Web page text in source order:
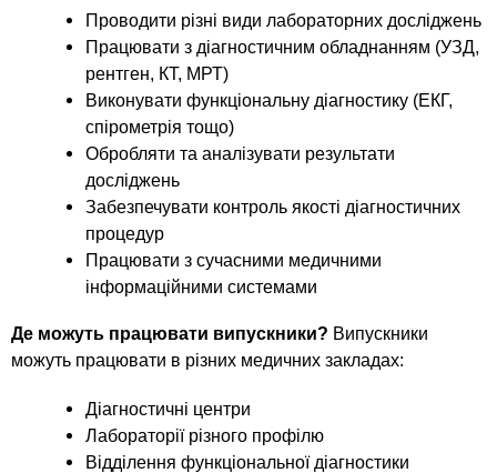
Проводити різні види лабораторних досліджень
Працювати з діагностичним обладнанням (УЗД,
рентген, КТ, МРТ)
Виконувати функціональну діагностику (ЕКГ,
спірометрія тощо)
Обробляти та аналізувати результати
досліджень
Забезпечувати контроль якості діагностичних
процедур
Працювати з сучасними медичними
інформаційними системами
Де можуть працювати випускники? Випускники
можуть працювати в різних медичних закладах:
Діагностичні центри
Лабораторії різного профілю
Відділення функціональної діагностики